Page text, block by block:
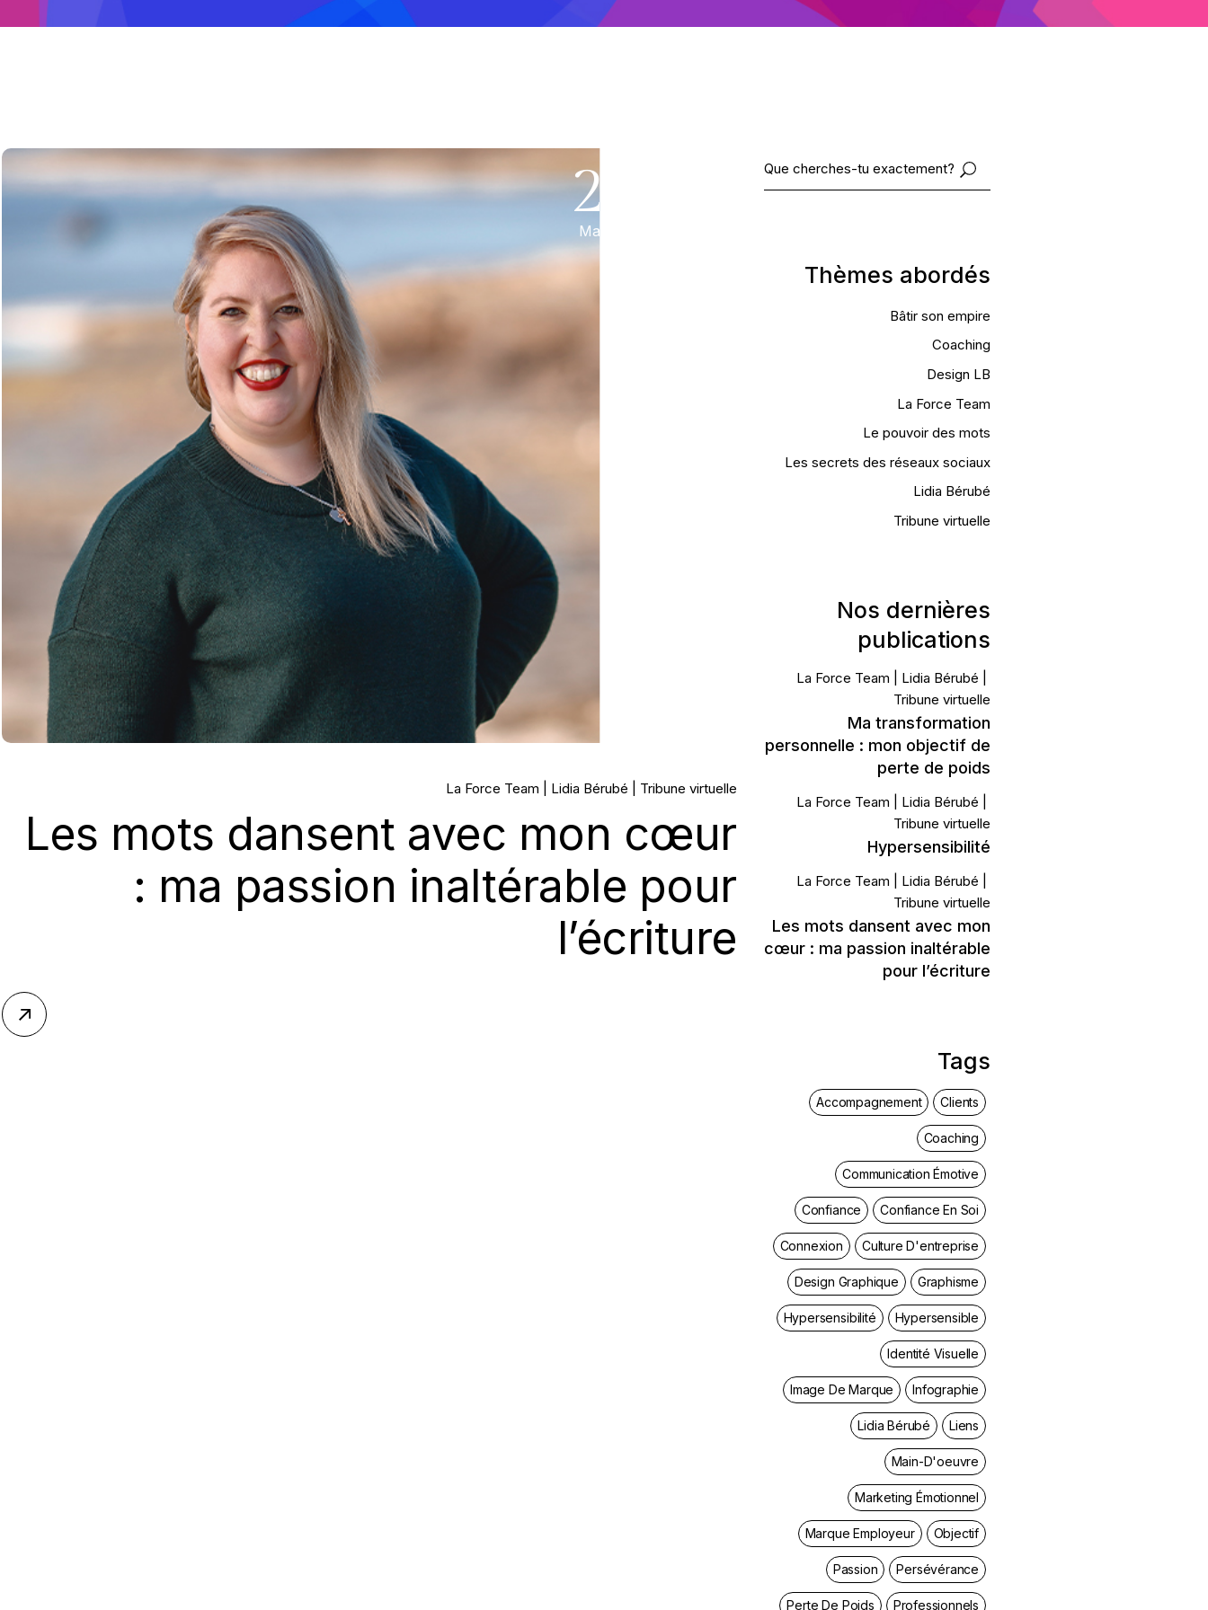
20.
Mai, 2023
La Force Team Lidia Bérubé Tribune virtuelle
Les mots dansent avec mon cœur
: ma passion inaltérable pour
l’écriture
Thèmes abordés
Bâtir son empire
Coaching
Design LB
La Force Team
Le pouvoir des mots
Les secrets des réseaux sociaux
Lidia Bérubé
Tribune virtuelle
Nos dernières
publications
La Force Team
Lidia Bérubé
Tribune virtuelle
Ma transformation
personnelle : mon objectif de
perte de poids
La Force Team
Lidia Bérubé
Tribune virtuelle
Hypersensibilité
La Force Team
Lidia Bérubé
Tribune virtuelle
Les mots dansent avec mon
cœur : ma passion inaltérable
pour l’écriture
Tags
Accompagnement Clients
Coaching
Communication Émotive
Confiance Confiance En Soi
Connexion Culture D'entreprise
Design Graphique Graphisme
Hypersensibilité Hypersensible
Identité Visuelle
Image De Marque Infographie
Lidia Bérubé Liens
Main-D'oeuvre
Marketing Émotionnel
Marque Employeur Objectif
Passion Persévérance
Perte De Poids Professionnels